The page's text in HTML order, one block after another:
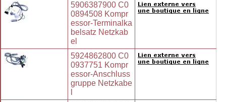
5906387900 C0
0894508 Kompr
essor-Terminalka
belsatz Netzkab
el
5924862800 C0
0937751 Kompr
essor-Anschluss
gruppe Netzkabe